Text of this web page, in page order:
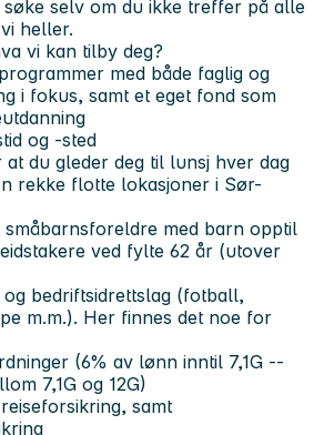
selv om du ikke treffer på alle
heller.
vi kan tilby deg?
med både faglig og
i fokus, samt et eget fond som
og -sted
at du gleder deg til lunsj hver dag
rekke flotte lokasjoner i Sør-
med barn opptil
ved fylte 62 år (utover
og bedriftsidrettslag (fotball,
m.m.). Her finnes det noe for
(6% av lønn inntil 7,1G --
7,1G og 12G)
samt